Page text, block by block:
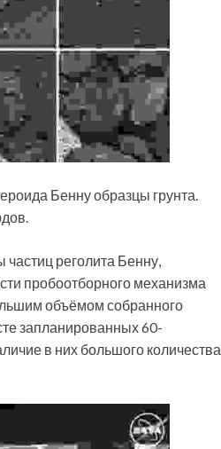
Бенну образцы грунта.
реголита Бенну,
пробоотборного механизма
объёмом собранного
запланированных 60-
в них большого количества